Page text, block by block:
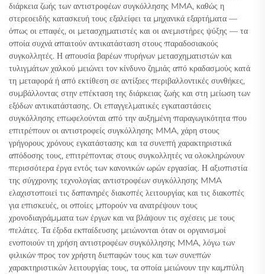
διάρκεια ζωής των αντιστροφέων συγκόλλησης MMA, καθώς η
στερεοειδής κατασκευή τους εξαλείφει τα μηχανικά εξαρτήματα —
όπως οι επαφές, οι μετασχηματιστές και οι ανεμιστήρες ψύξης — τα
οποία συχνά απαιτούν αντικατάσταση στους παραδοσιακούς
συγκολλητές. Η απουσία βαρέων πυρήνων μετασχηματιστών και
τυλιγμάτων χαλκού μειώνει τον κίνδυνο ζημιάς από κραδασμούς κατά
τη μεταφορά ή από εκτίθεση σε αντίξοες περιβαλλοντικές συνθήκες,
συμβάλλοντας στην επέκταση της διάρκειας ζωής και στη μείωση των
εξόδων αντικατάστασης. Οι επαγγελματικές εγκαταστάσεις
συγκόλλησης επωφελούνται από την αυξημένη παραγωγικότητα που
επιτρέπουν οι αντιστροφείς συγκόλλησης MMA, χάρη στους
γρήγορους χρόνους εγκατάστασης και τα συνεπή χαρακτηριστικά
απόδοσης τους, επιτρέποντας στους συγκολλητές να ολοκληρώνουν
περισσότερα έργα εντός των κανονικών ωρών εργασίας. Η αξιοπιστία
της σύγχρονης τεχνολογίας αντιστροφέων συγκόλλησης MMA
ελαχιστοποιεί τις δαπανηρές διακοπές λειτουργίας και τις διακοπές
για επισκευές, οι οποίες μπορούν να ανατρέψουν τους
χρονοδιαγράμματα των έργων και να βλάψουν τις σχέσεις με τους
πελάτες. Τα έξοδα εκπαίδευσης μειώνονται όταν οι οργανισμοί
ενοποιούν τη χρήση αντιστροφέων συγκόλλησης MMA, λόγω των
φιλικών προς τον χρήστη διεπαφών τους και των συνεπών
χαρακτηριστικών λειτουργίας τους, τα οποία μειώνουν την καμπύλη